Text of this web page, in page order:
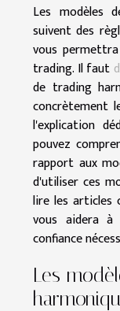
Les modèles
suivent des
vous
trading. Il faut
de trading
concrètement
l'explication
pouvez
rapport aux
d'utiliser ces
lire les articles
vous aidera
confiance
Les